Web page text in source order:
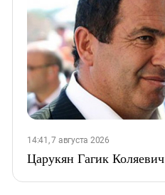
14:41, 7 августа 2026
Царукян Гагик Коляевич